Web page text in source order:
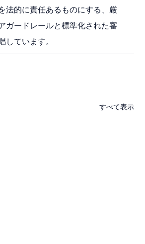
法的に責任あるものにする、厳
ガードレールと標準化された審
しています。
すべて表示